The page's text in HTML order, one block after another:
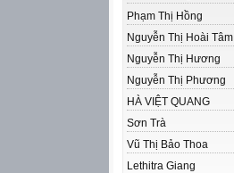
Phạm Thị Hồng
Nguyễn Thị Hoài Tâm
Nguyễn Thị Hương
Nguyễn Thị Phương
HÀ VIỆT QUANG
Sơn Trà
Vũ Thị Bảo Thoa
Lethitra Giang